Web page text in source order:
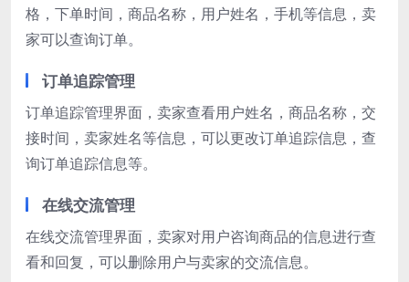
格，下单时间，商品名称，用户姓名，手机等信息，卖
家可以查询订单。
订单追踪管理
订单追踪管理界面，卖家查看用户姓名，商品名称，交
接时间，卖家姓名等信息，可以更改订单追踪信息，查
询订单追踪信息等。
在线交流管理
在线交流管理界面，卖家对用户咨询商品的信息进行查
看和回复，可以删除用户与卖家的交流信息。